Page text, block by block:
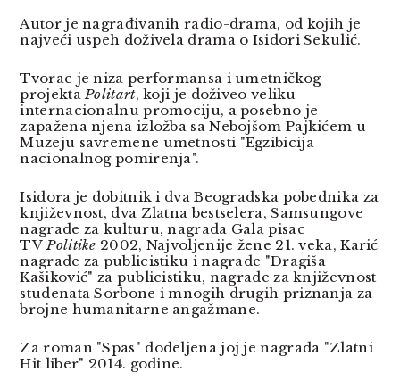
Autor je nagrađivanih radio-drama, od kojih je
najveći uspeh doživela drama o Isidori Sekulić.
Tvorac je niza performansa i umetničkog
projekta Politart, koji je doživeo veliku
internacionalnu promociju, a posebno je
zapažena njena izložba sa Nebojšom Pajkićem u
Muzeju savremene umetnosti "Egzibicija
nacionalnog pomirenja".
Isidora je dobitnik i dva Beogradska pobednika za
književnost, dva Zlatna bestselera, Samsungove
nagrade za kulturu, nagrada Gala pisac
TV Politike 2002, Najvoljenije žene 21. veka, Karić
nagrade za publicistiku i nagrade "Dragiša
Kašiković" za publicistiku, nagrade za književnost
studenata Sorbone i mnogih drugih priznanja za
brojne humanitarne angažmane.
Za roman "Spas" dodeljena joj je nagrada "Zlatni
Hit liber" 2014. godine.